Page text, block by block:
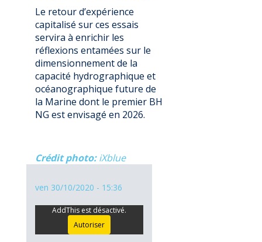
Le retour d’expérience
capitalisé sur ces essais
servira à enrichir les
réflexions entamées sur le
dimensionnement de la
capacité hydrographique et
océanographique future de
la Marine dont le premier BH
NG est envisagé en 2026.
Crédit photo iXblue
ven 30/10/2020 - 15:36
AddThis est désactivé.
Autoriser